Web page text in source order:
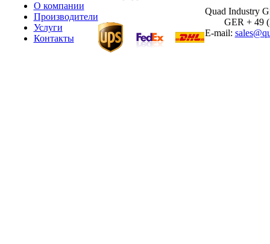
О компании
Производители
Услуги
Контакты
Quad Industry
GER + 49
E-mail: